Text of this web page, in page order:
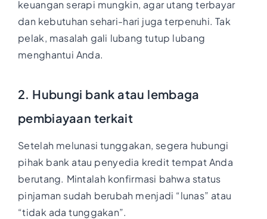
keuangan serapi mungkin, agar utang terbayar
dan kebutuhan sehari-hari juga terpenuhi. Tak
pelak, masalah gali lubang tutup lubang
menghantui Anda.
2. Hubungi bank atau lembaga
pembiayaan terkait
Setelah melunasi tunggakan, segera hubungi
pihak bank atau penyedia kredit tempat Anda
berutang. Mintalah konfirmasi bahwa status
pinjaman sudah berubah menjadi “lunas” atau
“tidak ada tunggakan”.